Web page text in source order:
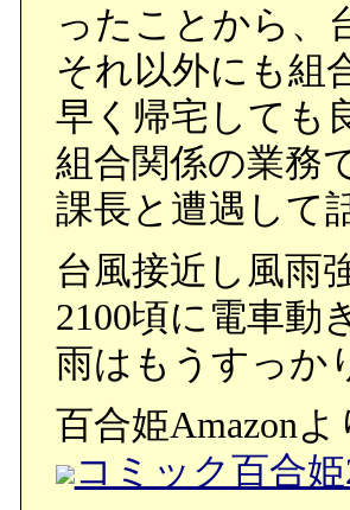
ったことから、
それ以外にも組
早く帰宅しても
組合関係の業務
課長と遭遇して
台風接近し風雨
2100頃に電車動
雨はもうすっか
百合姫Amazon
コミック百合姫